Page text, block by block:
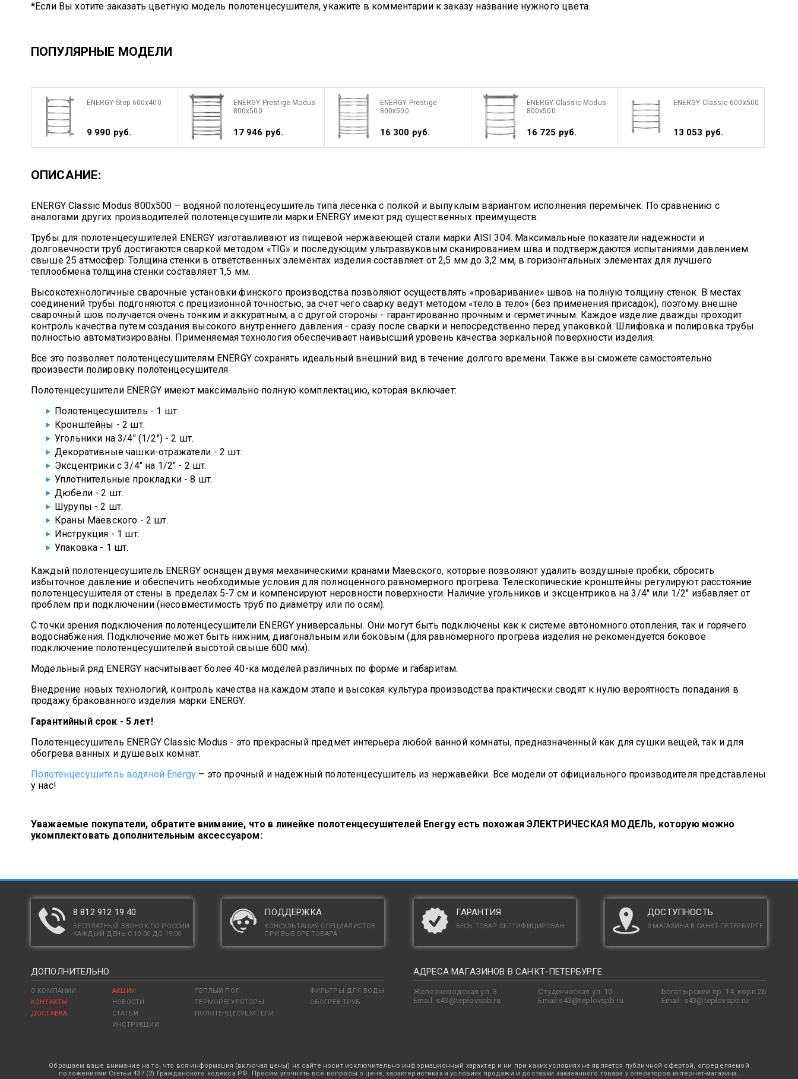
*Если Вы хотите заказать цветную модель полотенцесушителя, укажите в комментарии к заказу название нужного цвета.
ПОПУЛЯРНЫЕ МОДЕЛИ
ENERGY Step 600x400
9 990 руб.
ENERGY Prestige Modus
800x500
17 946 руб.
ENERGY Prestige
800x500
16 300 руб.
ENERGY Classic Modus
800x500
16 725 руб.
ENERGY Classic 600x500
13 053 руб.
ОПИСАНИЕ:
ENERGY Classic Modus 800x500 – водяной полотенцесушитель типа лесенка с полкой и выпуклым вариантом исполнения перемычек. По сравнению с
аналогами других производителей полотенцесушители марки ENERGY имеют ряд существенных преимуществ.
Трубы для полотенцесушителей ENERGY изготавливают из пищевой нержавеющей стали марки AISI 304. Максимальные показатели надежности и
долговечности труб достигаются сваркой методом «TIG» и последующим ультразвуковым сканированием шва и подтверждаются испытаниями давлением
свыше 25 атмосфер. Толщина стенки в ответственных элементах изделия составляет от 2,5 мм до 3,2 мм, в горизонтальных элементах для лучшего
теплообмена толщина стенки составляет 1,5 мм.
Высокотехнологичные сварочные установки финского производства позволяют осуществлять «проваривание» швов на полную толщину стенок. В местах
соединений трубы подгоняются с прецизионной точностью, за счет чего сварку ведут методом «тело в тело» (без применения присадок), поэтому внешне
сварочный шов получается очень тонким и аккуратным, а с другой стороны - гарантированно прочным и герметичным. Каждое изделие дважды проходит
контроль качества путем создания высокого внутреннего давления - сразу после сварки и непосредственно перед упаковкой. Шлифовка и полировка трубы
полностью автоматизированы. Применяемая технология обеспечивает наивысший уровень качества зеркальной поверхности изделия.
Все это позволяет полотенцесушителям ENERGY сохранять идеальный внешний вид в течение долгого времени. Также вы сможете самостоятельно
произвести полировку полотенцесушителя
Полотенцесушители ENERGY имеют максимально полную комплектацию, которая включает:
Полотенцесушитель - 1 шт.
Кронштейны - 2 шт.
Угольники на 3/4" (1/2") - 2 шт.
Декоративные чашки-отражатели - 2 шт.
Эксцентрики с 3/4" на 1/2" - 2 шт.
Уплотнительные прокладки - 8 шт.
Дюбели - 2 шт.
Шурупы - 2 шт.
Краны Маевского - 2 шт.
Инструкция - 1 шт.
Упаковка - 1 шт.
Каждый полотенцесушитель ENERGY оснащен двумя механическими кранами Маевского, которые позволяют удалить воздушные пробки, сбросить
избыточное давление и обеспечить необходимые условия для полноценного равномерного прогрева. Телескопические кронштейны регулируют расстояние
полотенцесушителя от стены в пределах 5-7 см и компенсируют неровности поверхности. Наличие угольников и эксцентриков на 3/4" или 1/2" избавляет от
проблем при подключении (несовместимость труб по диаметру или по осям).
С точки зрения подключения полотенцесушители ENERGY универсальны. Они могут быть подключены как к системе автономного отопления, так и горячего
водоснабжения. Подключение может быть нижним, диагональным или боковым (для равномерного прогрева изделия не рекомендуется боковое
подключение полотенцесушителей высотой свыше 600 мм).
Модельный ряд ENERGY насчитывает более 40-ка моделей различных по форме и габаритам.
Внедрение новых технологий, контроль качества на каждом этапе и высокая культура производства практически сводят к нулю вероятность попадания в
продажу бракованного изделия марки ENERGY.
Гарантийный срок - 5 лет!
Полотенцесушитель ENERGY Classic Modus - это прекрасный предмет интерьера любой ванной комнаты, предназначенный как для сушки вещей, так и для
обогрева ванных и душевых комнат.
Полотенцесушитель водяной Energy – это прочный и надежный полотенцесушитель из нержавейки. Все модели от официального производителя представлены
у нас!
Уважаемые покупатели, обратите внимание, что в линейке полотенцесушителей Energy есть похожая ЭЛЕКТРИЧЕСКАЯ МОДЕЛЬ, которую можно
укомплектовать дополнительным аксессуаром:
8 812 912 19 40
БЕСПЛАТНЫЙ ЗВОНОК ПО РОССИИ
КАЖДЫЙ ДЕНЬ С 10:00 ДО 19:00
ПОДДЕРЖКА
КОНСУЛЬТАЦИЯ СПЕЦИАЛИСТОВ
ПРИ ВЫБОРЕ ТОВАРА
ГАРАНТИЯ
ВЕСЬ ТОВАР СЕРТИФИЦИРОВАН
ДОСТУПНОСТЬ
3 МАГАЗИНА В САНКТ-ПЕТЕРБУРГЕ
ДОПОЛНИТЕЛЬНО
О КОМПАНИИ
КОНТАКТЫ
ДОСТАВКА
АКЦИИ
НОВОСТИ
СТАТЬИ
ИНСТРУКЦИИ
ТЕПЛЫЙ ПОЛ
ТЕРМОРЕГУЛЯТОРЫ
ПОЛОТЕНЦЕСУШИТЕЛИ
ФИЛЬТРЫ ДЛЯ ВОДЫ
ОБОГРЕВ ТРУБ
АДРЕСА МАГАЗИНОВ В САНКТ-ПЕТЕРБУРГЕ
Железноводская ул. 3
Email: s43@teplovspb.ru
Студенческая ул. 10
Email:s43@teplovspb.ru
Богатырский пр. 14, корп.2Б
Email: s43@teplovspb.ru
Обращаем ваше внимание на то, что вся информация (включая цены) на сайте носит исключительно информационный характер и ни при каких условиях не является публичной офертой, определяемой
положениями Статьи 437 (2) Гражданского кодекса РФ. Просим уточнять все вопросы о цене, характеристиках и условиях продажи и доставки заказанного товара у операторов интернет-магазина.